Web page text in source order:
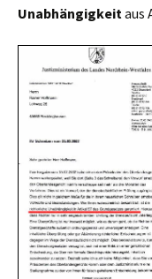
Unabhängigkeit aus